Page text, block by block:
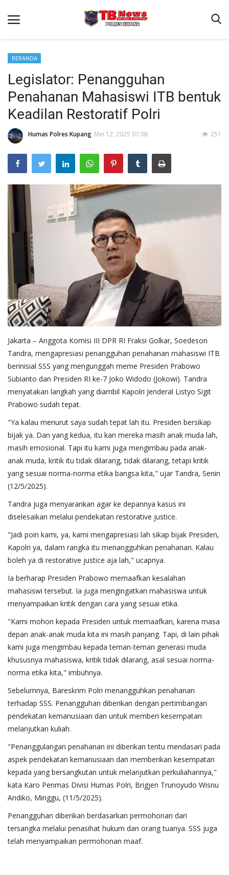
Beranda
Terms & Conditions
Reskrim
Binkam
Giat Ops
Lantas
Jurnal Kamtibmas
Satwil
BERANDA
Legislator: Penangguhan
Penahanan Mahasiswi ITB bentuk
Keadilan Restoratif Polri
Humas Polres Kupang Mei 12, 2025 07:08 251
Jakarta – Anggota Komisi III DPR RI Fraksi Golkar, Soedeson
Tandra, mengapresiasi penangguhan penahanan mahasiswi ITB
berinisial SSS yang mengunggah meme Presiden Prabowo
Subianto dan Presiden RI ke-7 Joko Widodo (Jokowi). Tandra
menyatakan langkah yang diambil Kapolri Jenderal Listyo Sigit
Prabowo sudah tepat.
"Ya kalau menurut saya sudah tepat lah itu. Presiden bersikap
bijak ya. Dan yang kedua, itu kan mereka masih anak muda lah,
masih emosional. Tapi itu kami juga mengimbau pada anak-
anak muda, kritik itu tidak dilarang, tidak dilarang, tetapi kritik
yang sesuai norma-norma etika bangsa kita," ujar Tandra, Senin
(12/5/2025).
Tandra juga menyarankan agar ke depannya kasus ini
diselesaikan melalui pendekatan restorative justice.
"Jadi poin kami, ya, kami mengapresiasi lah sikap bijak Presiden,
Kapolri ya, dalam rangka itu menangguhkan penahanan. Kalau
boleh ya di restorative justice aja lah," ucapnya.
Ia berharap Presiden Prabowo memaafkan kesalahan
mahasiswi tersebut. Ia juga mengingatkan mahasiswa untuk
menyampaikan kritik dengan cara yang sesuai etika.
"Kami mohon kepada Presiden untuk memaafkan, karena masa
depan anak-anak muda kita ini masih panjang. Tapi, di lain pihak
kami juga mengimbau kepada teman-teman generasi muda
khususnya mahasiswa, kritik tidak dilarang, asal sesuai norma-
norma etika kita," imbuhnya.
Sebelumnya, Bareskrim Polri menangguhkan penahanan
terhadap SSS. Penangguhan diberikan dengan pertimbangan
pendekatan kemanusiaan dan untuk memberi kesempatan
melanjutkan kuliah.
"Penanggulangan penahanan ini diberikan tentu mendasari pada
aspek pendekatan kemanusiaan dan memberikan kesempatan
kepada yang bersangkutan untuk melanjutkan perkuliahannya,"
kata Karo Penmas Divisi Humas Polri, Brigjen Trunoyudo Wisnu
Andiko, Minggu, (11/5/2025).
Penangguhan diberikan berdasarkan permohonan dari
tersangka melalui penasihat hukum dan orang tuanya. SSS juga
telah menyampaikan permohonan maaf.